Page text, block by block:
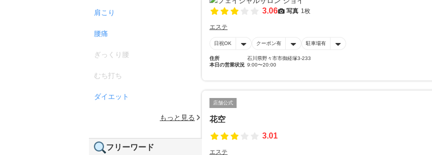
3.06 写真 1枚
エステ
日祝OK クーポン有 駐車場有
住所
石川県野々市市御経塚3-233
本日の営業状況 9:00〜20:00
店舗公式
花空
3.01
エステ
肩こり
腰痛
ぎっくり腰
むち打ち
ダイエット
もっと見る
フリーワード